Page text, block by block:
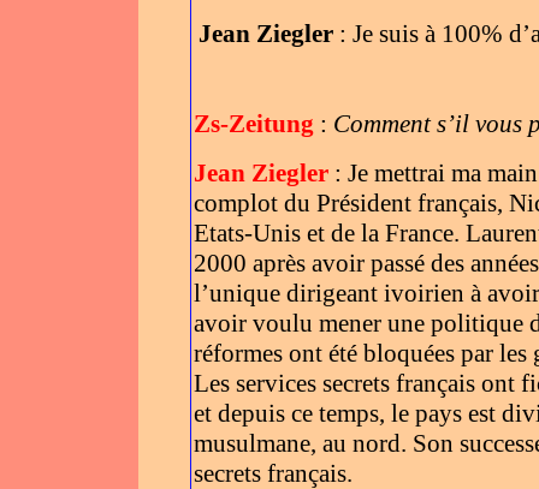
Jean Ziegler : Je suis à 100%
Zs-Zeitung : Comment s’il vous
Jean Ziegler : Je mettrai ma
complot du Président français,
Etats-Unis et de la France.
2000 après avoir passé des
l’unique dirigeant ivoirien à
avoir voulu mener une politique
réformes ont été bloquées par
Les services secrets français ont
et depuis ce temps, le pays est
musulmane, au nord. Son
secrets français.